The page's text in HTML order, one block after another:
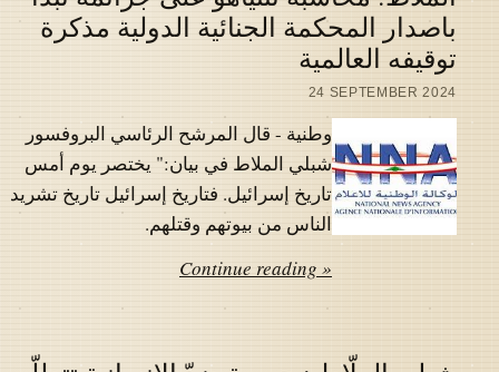
باصدار المحكمة الجنائية الدولية مذكرة
توقيفه العالمية
24 SEPTEMBER 2024
وطنية - قال المرشح الرئاسي البروفسور
شبلي الملاط في بيان:" يختصر يوم أمس
تاريخ إسرائيل. فتاريخ إسرائيل تاريخ تشريد
الناس من بيوتهم وقتلهم.
Continue reading »